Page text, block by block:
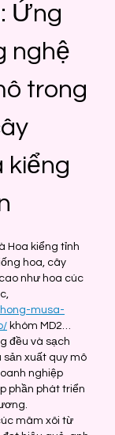
Ứng
nghệ
trong
kiểng
Hoa kiểng tỉnh
hoa, cây
như hoa cúc
musa-
khóm MD2…
đều và sạch
sản xuất quy mô
nghiệp
phần phát triển
mâm xôi từ